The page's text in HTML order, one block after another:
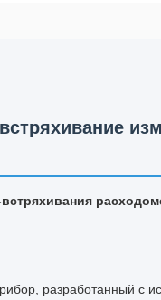
разработанный с